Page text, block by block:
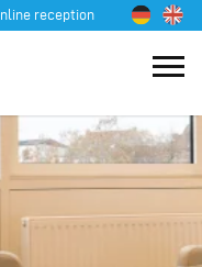
reception